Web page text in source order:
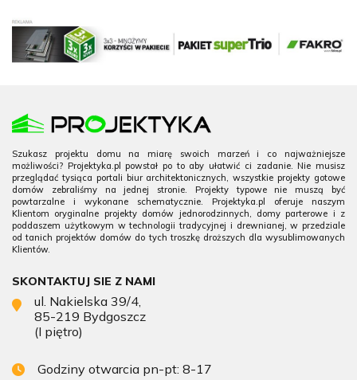
Szukasz projektu domu na miarę swoich marzeń i co najważniejsze
możliwości? Projektyka.pl powstał po to aby ułatwić ci zadanie. Nie musisz
przeglądać tysiąca portali biur architektonicznych, wszystkie projekty gotowe
domów zebraliśmy na jednej stronie. Projekty typowe nie muszą być
powtarzalne i wykonane schematycznie. Projektyka.pl oferuje naszym
Klientom oryginalne projekty domów jednorodzinnych, domy parterowe i z
poddaszem użytkowym w technologii tradycyjnej i drewnianej, w przedziale
od tanich projektów domów do tych troszkę droższych dla wysublimowanych
Klientów.
SKONTAKTUJ SIE Z NAMI
ul. Nakielska 39/4,
85-219 Bydgoszcz
(I piętro)
Godziny otwarcia pn-pt: 8-17